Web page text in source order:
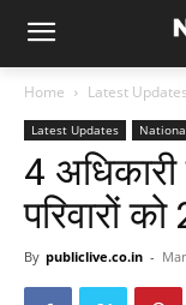
Home Latest Updates
Latest Updates
4 अधिकारी
परिवारों
By publiclive.co.in -